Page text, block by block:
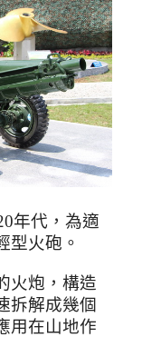
年代，為適
型火砲。
火炮，構造
拆解成幾個
用在山地作